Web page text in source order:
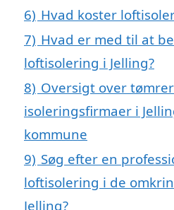
6) Hvad koster
7) Hvad er med til at
loftisolering i Jelling?
8) Oversigt over
isoleringsfirmaer i
kommune
9) Søg efter en
loftisolering i de
Jelling?